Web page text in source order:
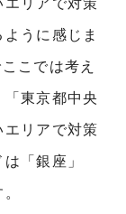
リアで対策
うに感じま
こでは考え
東京都中央
エリアで対策
「銀座」